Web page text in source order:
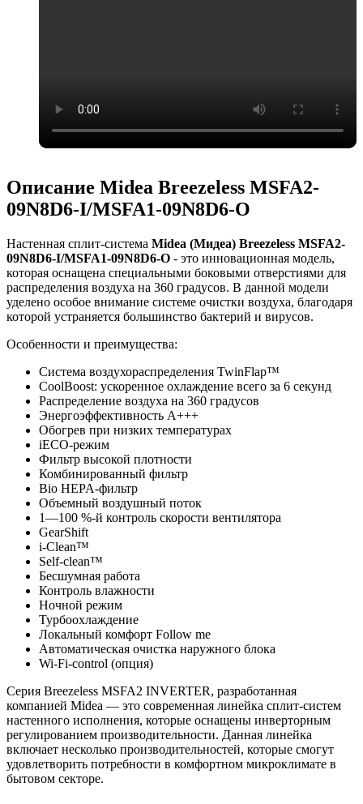
Описание Midea Breezeless MSFA2-
09N8D6-I/MSFA1-09N8D6-O
Настенная сплит-система Midea (Мидеа) Breezeless MSFA2-
09N8D6-I/MSFA1-09N8D6-O - это инновационная модель,
которая оснащена специальными боковыми отверстиями для
распределения воздуха на 360 градусов. В данной модели
уделено особое внимание системе очистки воздуха, благодаря
которой устраняется большинство бактерий и вирусов.
Особенности и преимущества:
Система воздухораспределения TwinFlap™
CoolBoost: ускоренное охлаждение всего за 6 секунд
Распределение воздуха на 360 градусов
Энергоэффективность А+++
Обогрев при низких температурах
iECO-режим
Фильтр высокой плотности
Комбинированный фильтр
Bio HEPA-фильтр
Объемный воздушный поток
1—100 %-й контроль скорости вентилятора
GearShift
i-Clean™
Self-clean™
Бесшумная работа
Контроль влажности
Ночной режим
Турбоохлаждение
Локальный комфорт Follow me
Автоматическая очистка наружного блока
Wi-Fi-сontrol (опция)
Серия Breezeless MSFA2 INVERTER, разработанная
компанией Midea — это современная линейка сплит-систем
настенного исполнения, которые оснащены инверторным
регулированием производительности. Данная линейка
включает несколько производительностей, которые смогут
удовлетворить потребности в комфортном микроклимате в
бытовом секторе.